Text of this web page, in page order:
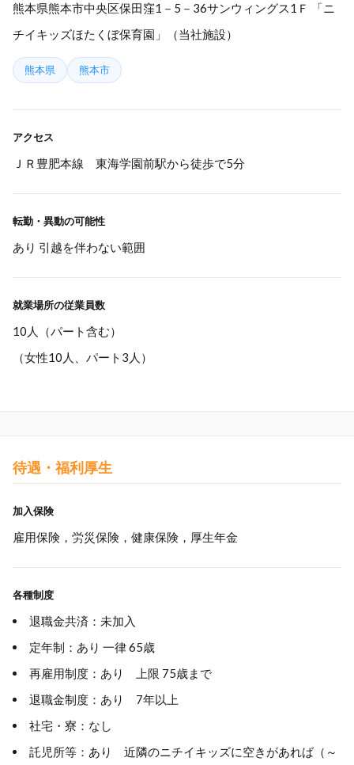
熊本県熊本市中央区保田窪1－5－36サンウィングス1Ｆ 「ニ
チイキッズほたくぼ保育園」（当社施設）
熊本県 熊本市
アクセス
ＪＲ豊肥本線 東海学園前駅から徒歩で5分
転勤・異動の可能性
あり 引越を伴わない範囲
就業場所の従業員数
10人（パート含む）
（女性10人、パート3人）
待遇・福利厚生
加入保険
雇用保険，労災保険，健康保険，厚生年金
各種制度
退職金共済：未加入
定年制：あり 一律 65歳
再雇用制度：あり 上限 75歳まで
退職金制度：あり 7年以上
社宅・寮：なし
託児所等：あり 近隣のニチイキッズに空きがあれば（～